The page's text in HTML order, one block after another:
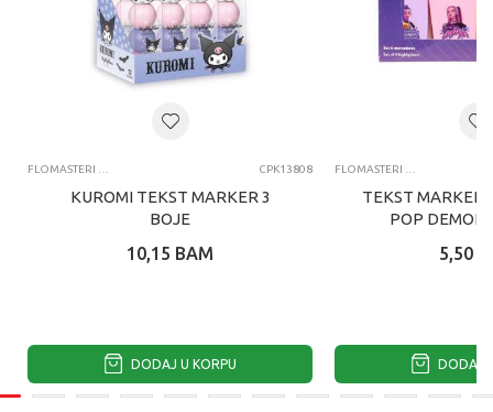
FLOMASTERI I MARKERI CPK13808
KUROMI TEKST MARKER 3
BOJE
10,15 BAM
DODAJ U KORPU
FLOMASTERI I MARKERI
TEKST MARKERI
POP DEMON
5,50
DODAJ